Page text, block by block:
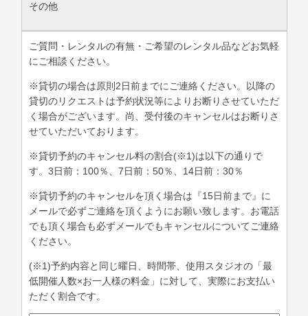
その他
ご質問・レンタルの有無・ご希望のレンタル品などお気軽
にご相談ください。
※貸切の場合は原則2日前までにご連絡ください。以降の
貸切のリクエストは予約状況等によりお断りさせていただ
く場合がございます。尚、受付後のキャンセルはお断りさ
せていただいております。
※貸切予約のキャンセル料の割合(※1)は以下の通りで
す。3日前：100％、7日前：50％、14日前：30％
※貸切予約のキャンセルを頂く場合は『15日前まで』に
メールで必ずご連絡を頂くようにお願い致します。お電話
でも頂く場合も必ずメールでもキャンセルについてご連絡
ください。
(※1)予約内容と同じ曜日、時間帯、使用スタジオの「最
低開催人数×お一人様の料金」に対して、実際にお支払い
ただく割合です。